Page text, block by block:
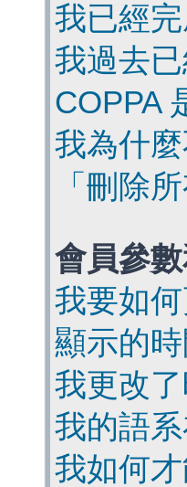
我已經
我過去
COPPA
我為什
「刪除
會員參
我要如
顯示的時
我更改
我的語
我如何